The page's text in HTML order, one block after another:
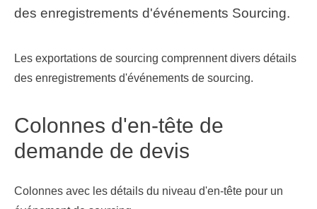
des enregistrements d'événements Sourcing.
Les exportations de sourcing comprennent divers détails
des enregistrements d'événements de sourcing.
Colonnes d'en-tête de
demande de devis
Colonnes avec les détails du niveau d'en-tête pour un